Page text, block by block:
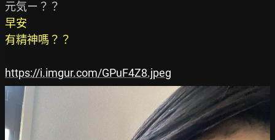
早安
有精神嗎？？
https://i.imgur.com/GPuF4Z8.jpeg